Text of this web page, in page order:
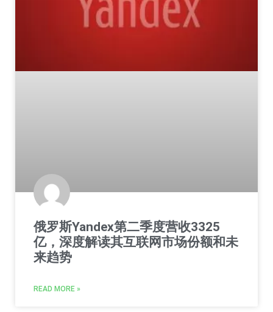
俄罗斯Yandex第二季度营收3325
亿，深度解读其互联网市场份额和未
来趋势
READ MORE »